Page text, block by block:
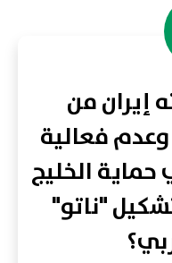
إيران من
وعدم فعالية
حماية الخليج
"ناتو"